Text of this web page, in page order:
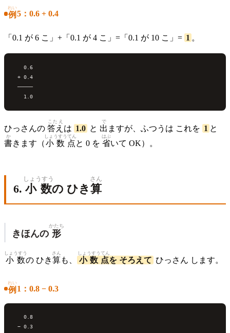
例
れい
5：0.6 + 0.4
「0.1 が 6 こ」+「0.1 が 4 こ」=「0.1 が 10 こ」= 1 。
   0.6
+ 0.4
─────
ひっさんの 答え
こたえ
は 1.0 と 出
で
ますが、ふつうは これを 1 と
書
か
きます（小数点
しょうすうてん
と 0 を 省
はぶ
いて OK）。
6. 小数
しょうすう
の ひき算
さん
きほんの 形
かたち
小数
しょうすう
の ひき算
さん
も、 小数点
しょうすうてん
を そろえて ひっさん します。
例
れい
1：0.8 − 0.3
   0.8
− 0.3